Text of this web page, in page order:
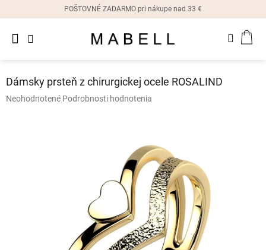
POŠTOVNÉ ZADARMO pri nákupe nad 33 €
Dámske
náušnice
Dámsky prsteň z chirurgickej ocele ROSALIND
Priemerné
Neohodnotené Podrobnosti hodnotenia